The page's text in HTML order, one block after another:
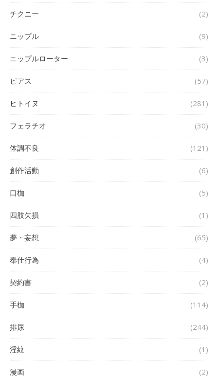
チクニー (2)
ニップル (9)
ニップルローター (3)
ピアス (57)
ヒトイヌ (281)
フェラチオ (30)
体調不良 (121)
創作活動 (6)
口枷 (5)
四肢欠損 (1)
夢・妄想 (65)
奉仕行為 (4)
契約書 (2)
手枷 (114)
排尿 (244)
淫紋 (1)
漫画 (2)